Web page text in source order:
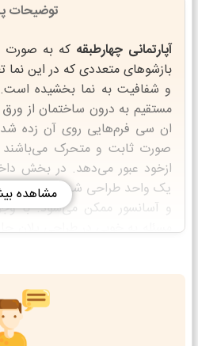
توضیحات
آپارتمانی چهارطبقه که به
بازشوهای متعددی که در این نما
و شفافیت به نما بخشیده است.
مستقیم به درون ساختمان از
ان سی فرم‌هایی روی آن زده
صورت ثابت و متحرک می‌باشند
ازخود عبور می‌دهد. در بخش
یک واحد طراحی شده که دسترسی
و آسانسور ممکن می‌شود. با
مسئله به خوبی در طراحی
سه خواب جادار و نورگیر تعبیه
این خواب‌ها به منظور
مشاهده